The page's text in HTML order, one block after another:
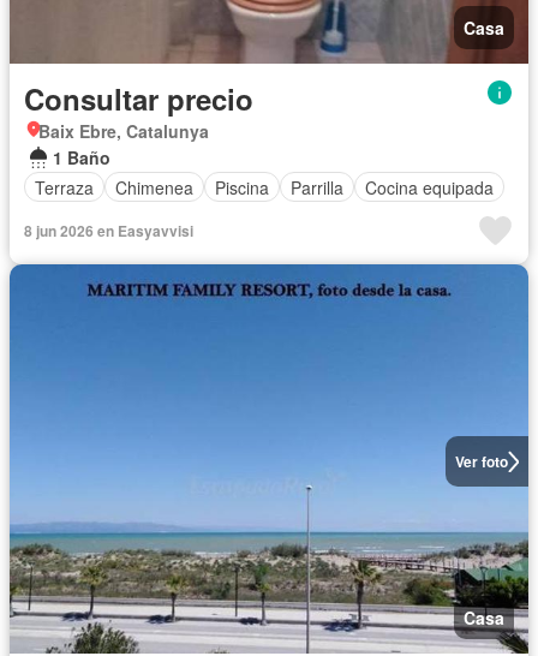
Casa
Consultar precio
Baix Ebre, Catalunya
1 Baño
Terraza
Chimenea Piscina Parrilla Cocina equipada
8 jun 2026 en Easyavvisi
Ver foto
Casa